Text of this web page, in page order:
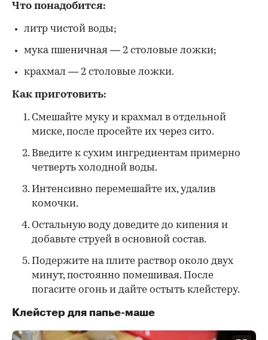
Что понадобится:
литр чистой воды;
мука пшеничная — 2 столовые ложки;
крахмал — 2 столовые ложки.
Как приготовить:
Смешайте муку и крахмал в отдельной
миске, после просейте их через сито.
Введите к сухим ингредиентам примерно
четверть холодной воды.
Интенсивно перемешайте их, удалив
комочки.
Остальную воду доведите до кипения и
добавьте струей в основной состав.
Подержите на плите раствор около двух
минут, постоянно помешивая. После
погасите огонь и дайте остыть клейстеру.
Клейстер для папье-маше